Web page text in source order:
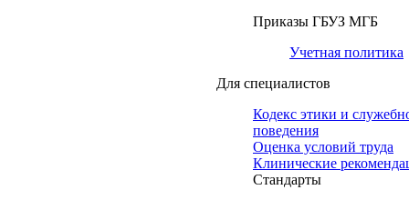
Приказы ГБУЗ МГБ
Учетная политика
Для специалистов
Кодекс этики и
поведения
Оценка условий труда
Клинические
Cтандарты